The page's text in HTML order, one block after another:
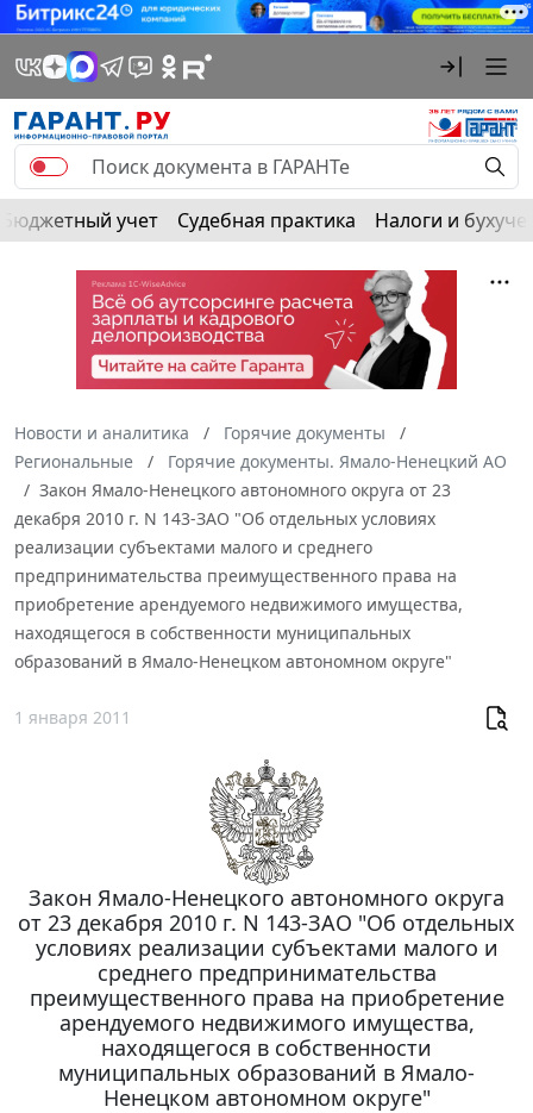
Бюджетный учет Судебная практика Налоги и
Новости и аналитика
Горячие документы
Региональные
Горячие документы. Ямало-Ненецкий АО
Закон Ямало-Ненецкого автономного округа от 23
декабря 2010 г. N 143-ЗАО "Об отдельных условиях
реализации субъектами малого и среднего
предпринимательства преимущественного права на
приобретение арендуемого недвижимого имущества,
находящегося в собственности муниципальных
образований в Ямало-Ненецком автономном округе"
1 января 2011
Закон Ямало-Ненецкого автономного округа
от 23 декабря 2010 г. N 143-ЗАО "Об отдельных
условиях реализации субъектами малого и
среднего предпринимательства
преимущественного права на приобретение
арендуемого недвижимого имущества,
находящегося в собственности
муниципальных образований в Ямало-
Ненецком автономном округе"